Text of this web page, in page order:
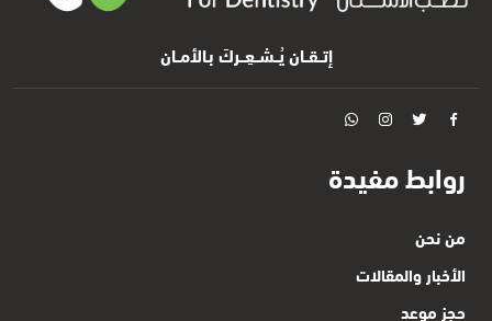
إتــقــان يُــشــعِــركَ بـالأمــان
روابط مفيدة
من نحن
الأخبار والمقالات
حجز موعد